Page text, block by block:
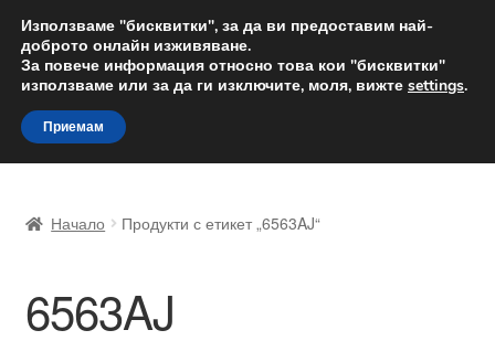
ДОСТАВКА от 12 лв.
Доставка по целия свят
Skip
to
navigation
Skip
to
content
Доставка по целия свят
Жалби
Начало Продукти с етикет „6563AJ“
6563AJ
Използваме "бисквитки", за да ви предоставим най-
доброто онлайн изживяване.
За повече информация относно това кои "бисквитки"
използваме или за да ги изключите, моля, вижте settings.
Приемам